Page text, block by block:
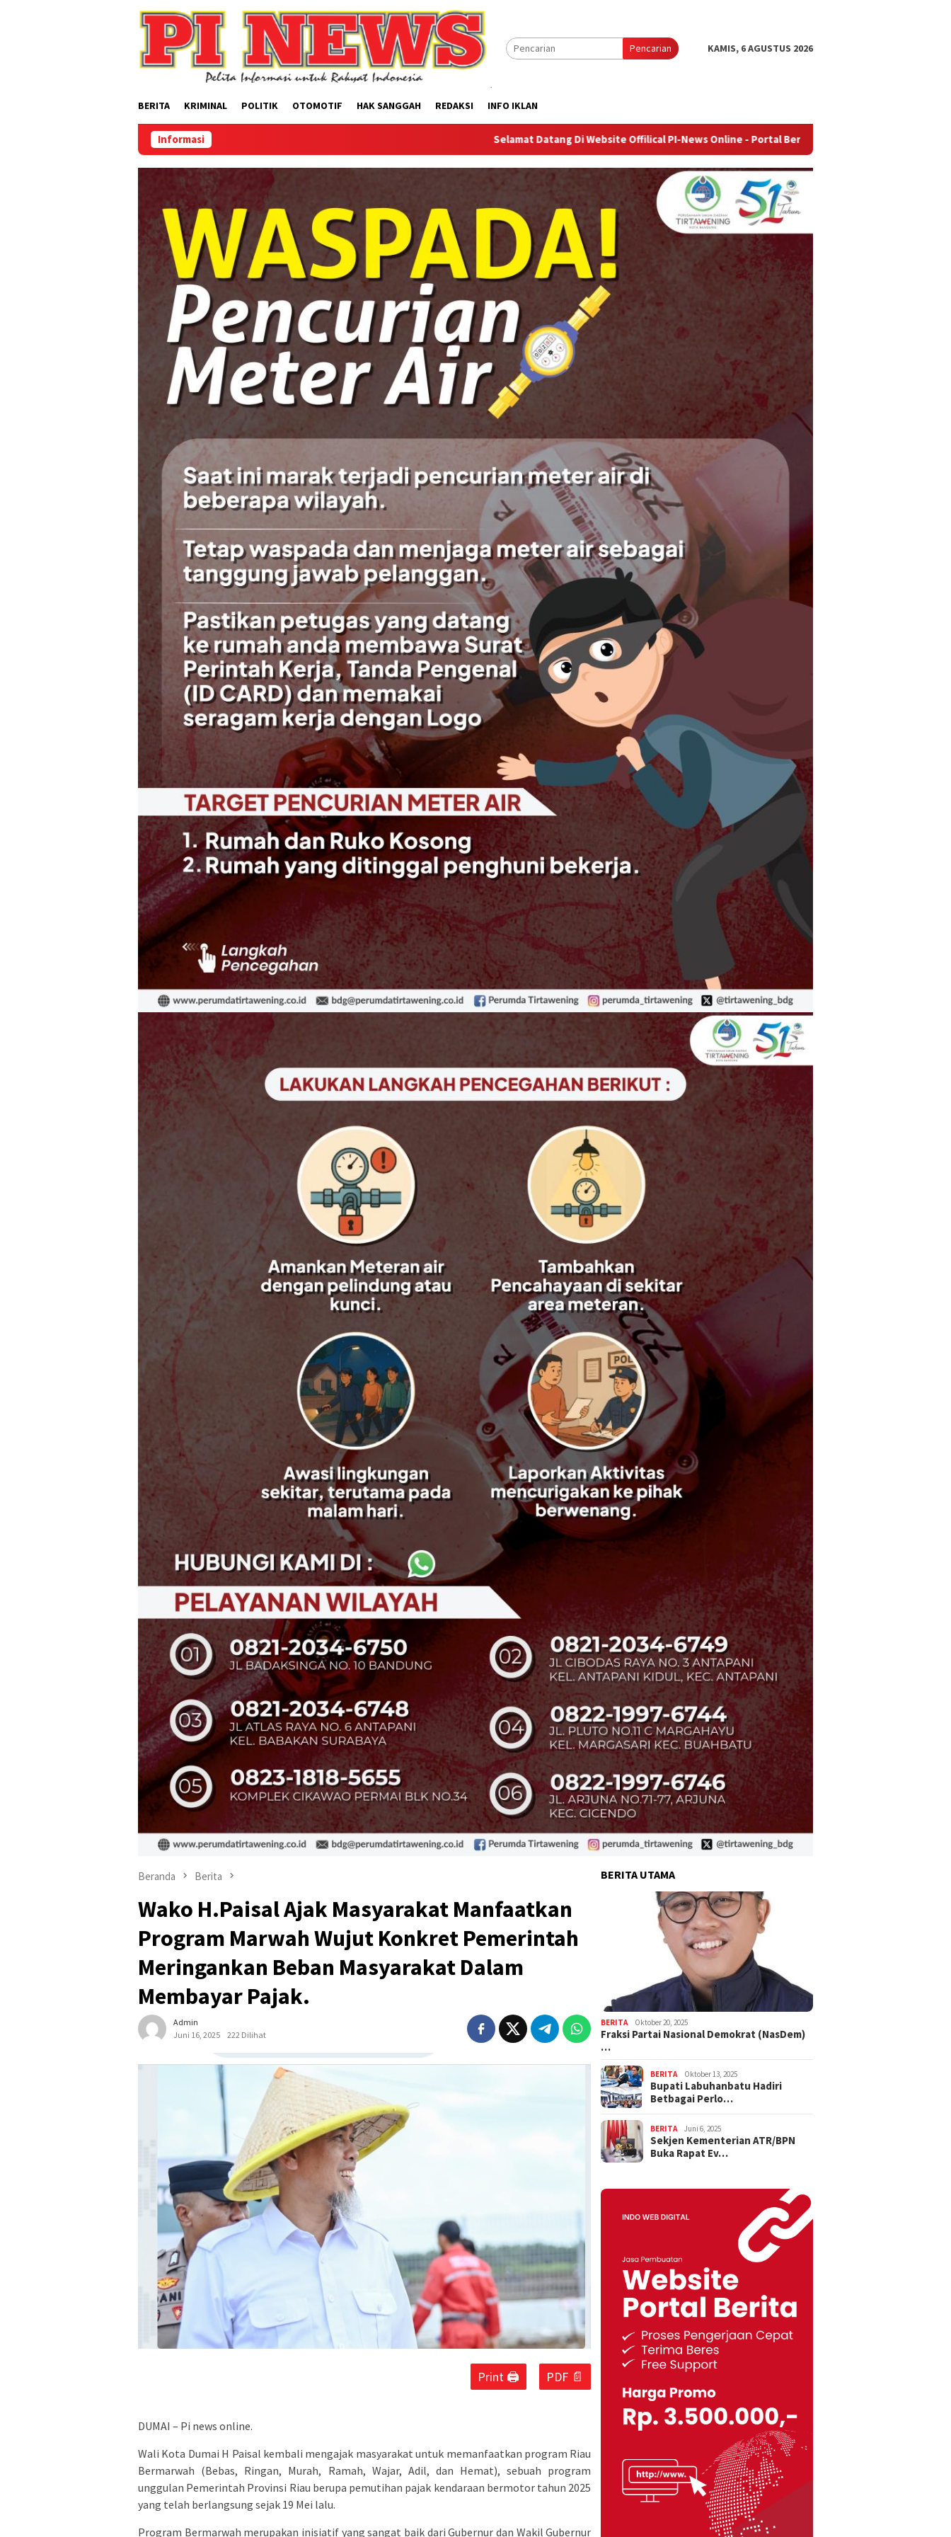
Pencarian
KAMIS, 6 AGUSTUS 2026
BERITA KRIMINAL POLITIK OTOMOTIF HAK SANGGAH REDAKSI INFO IKLAN
Informasi Selamat Datang Di Website Offilical PI-News Online - Portal Berita Terupdate & Terpercaya
Beranda Berita
Wako H.Paisal Ajak Masyarakat Manfaatkan
Program Marwah Wujut Konkret Pemerintah
Meringankan Beban Masyarakat Dalam
Membayar Pajak.
Admin
Juni 16, 2025
222 Dilihat
Print 🖨 PDF 📄
DUMAI – Pi news online.
Wali Kota Dumai H Paisal kembali mengajak masyarakat untuk memanfaatkan program Riau
Bermarwah (Bebas, Ringan, Murah, Ramah, Wajar, Adil, dan Hemat), sebuah program
unggulan Pemerintah Provinsi Riau berupa pemutihan pajak kendaraan bermotor tahun 2025
yang telah berlangsung sejak 19 Mei lalu.
Program Bermarwah merupakan inisiatif yang sangat baik dari Gubernur dan Wakil Gubernur
BERITA UTAMA
BERITA Oktober 20, 2025
Fraksi Partai Nasional Demokrat (NasDem)
…
BERITA Oktober 13, 2025
Bupati Labuhanbatu Hadiri
Betbagai Perlo…
BERITA Juni 6, 2025
Sekjen Kementerian ATR/BPN
Buka Rapat Ev…